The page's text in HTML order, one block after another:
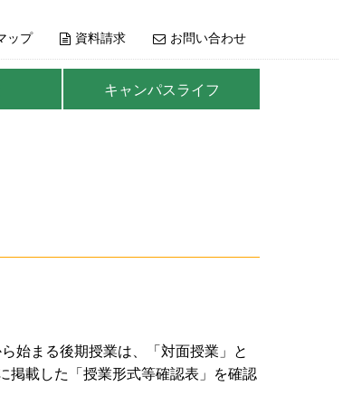
ップ 資料請求 お問い合わせ
キャンパスライフ
始まる後期授業は、「対面授業」と
掲載した「授業形式等確認表」を確認